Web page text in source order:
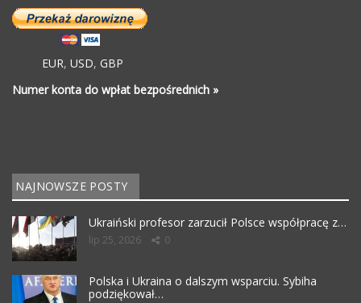
EUR, USD, GBP
Numer konta do wpłat bezpośrednich »
NAJNOWSZE POSTY
Ukraiński profesor zarzucił Polsce współpracę z…
lip 25, 2026 0
Polska i Ukraina o dalszym wsparciu. Sybiha
podziękował…